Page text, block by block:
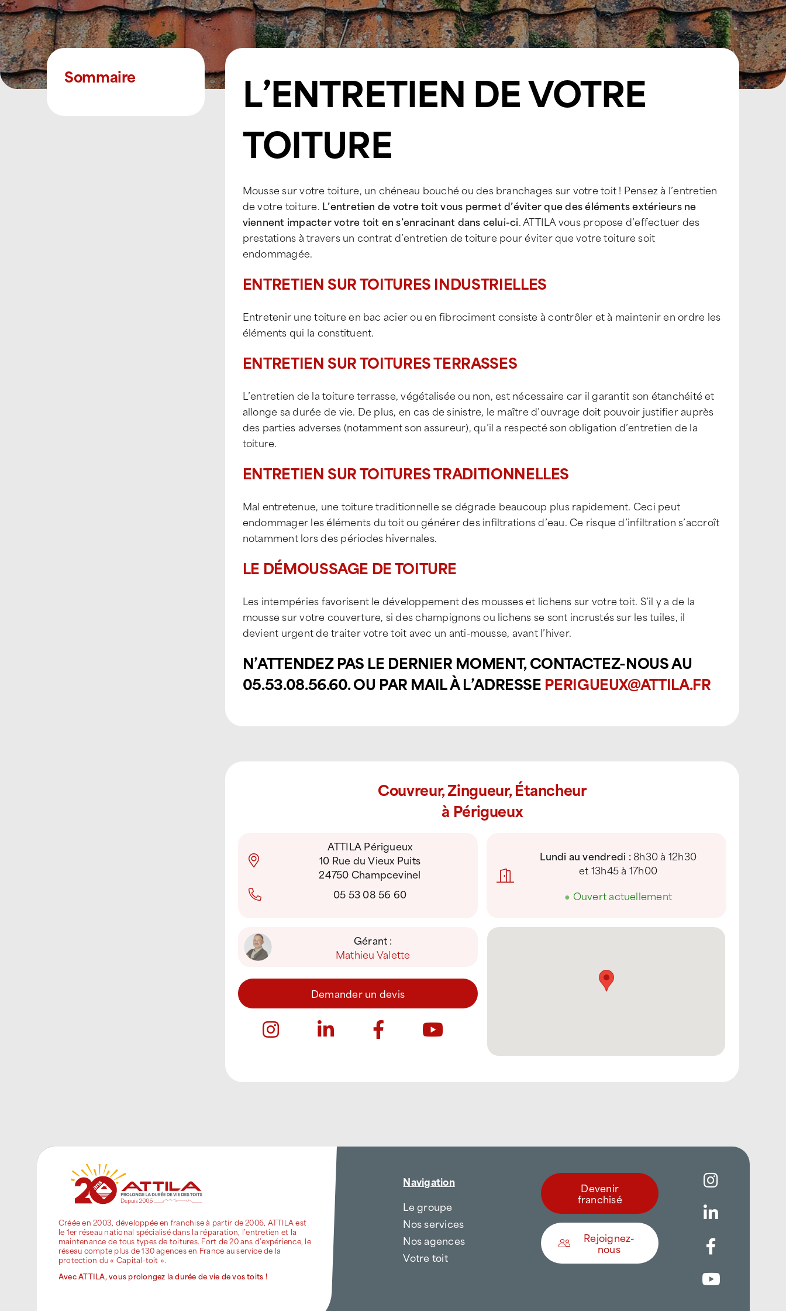
Sommaire
L’ENTRETIEN DE VOTRE
TOITURE
Mousse sur votre toiture, un chéneau bouché ou des branchages sur votre toit ! Pensez à l’entretien
de votre toiture. L’entretien de votre toit vous permet d’éviter que des éléments extérieurs ne
viennent impacter votre toit en s’enracinant dans celui-ci. ATTILA vous propose d’effectuer des
prestations à travers un contrat d’entretien de toiture pour éviter que votre toiture soit
endommagée.
ENTRETIEN SUR TOITURES INDUSTRIELLES
Entretenir une toiture en bac acier ou en fibrociment consiste à contrôler et à maintenir en ordre les
éléments qui la constituent.
ENTRETIEN SUR TOITURES TERRASSES
L’entretien de la toiture terrasse, végétalisée ou non, est nécessaire car il garantit son étanchéité et
allonge sa durée de vie. De plus, en cas de sinistre, le maître d’ouvrage doit pouvoir justifier auprès
des parties adverses (notamment son assureur), qu’il a respecté son obligation d’entretien de la
toiture.
ENTRETIEN SUR TOITURES TRADITIONNELLES
Mal entretenue, une toiture traditionnelle se dégrade beaucoup plus rapidement. Ceci peut
endommager les éléments du toit ou générer des infiltrations d’eau. Ce risque d’infiltration s’accroît
notamment lors des périodes hivernales.
LE DÉMOUSSAGE DE TOITURE
Les intempéries favorisent le développement des mousses et lichens sur votre toit. S’il y a de la
mousse sur votre couverture, si des champignons ou lichens se sont incrustés sur les tuiles, il
devient urgent de traiter votre toit avec un anti-mousse, avant l’hiver.
N’ATTENDEZ PAS LE DERNIER MOMENT, CONTACTEZ-NOUS AU
05.53.08.56.60.OU PAR MAIL À L’ADRESSE PERIGUEUX@ATTILA.FR
Couvreur, Zingueur, Étancheur
à Périgueux
ATTILA Périgueux
10 Rue du Vieux Puits
24750 Champcevinel
05 53 08 56 60
Lundi au vendredi :8h30 à 12h30
et 13h45 à 17h00
● Ouvert actuellement
Gérant :
Mathieu Valette
Demander un devis
Créée en 2003, développée en franchise à partir de 2006, ATTILA est
le 1er réseau national spécialisé dans la réparation, l’entretien et la
maintenance de tous types de toitures. Fort de 20 ans d’expérience, le
réseau compte plus de 130 agences en France au service de la
protection du « Capital-toit ».
Avec ATTILA, vous prolongez la durée de vie de vos toits !
Navigation
Le groupe
Nos services
Nos agences
Votre toit
Devenir
franchisé
Rejoignez-
nous